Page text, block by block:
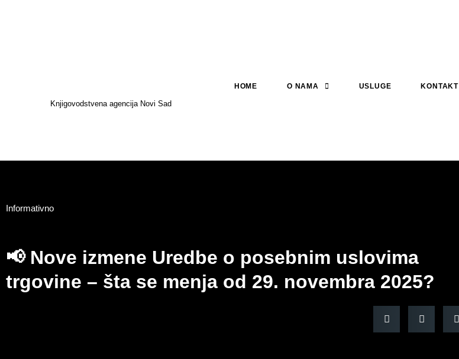
Knjigovodstvena agencija Novi Sad
HOME O NAMA USLUGE KONTAKT
Informativno
📢 Nove izmene Uredbe o posebnim uslovima
trgovine – šta se menja od 29. novembra 2025?